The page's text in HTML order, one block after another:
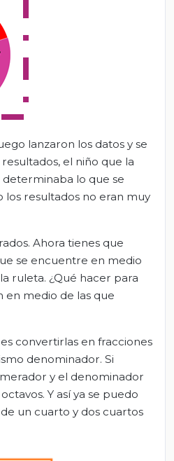
lanzaron los datos y se
el niño que la
determinaba lo que se
los resultados no eran muy
Ahora tienes que
se encuentre en medio
ruleta. ¿Qué hacer para
en medio de las que
convertirlas en fracciones
denominador. Si
y el denominador
Y así ya se puedo
un cuarto y dos cuartos